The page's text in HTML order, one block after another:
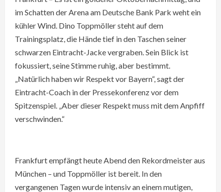
im Schatten der Arena am Deutsche Bank Park weht ein
kühler Wind. Dino Toppmöller steht auf dem
Trainingsplatz, die Hände tief in den Taschen seiner
schwarzen Eintracht-Jacke vergraben. Sein Blick ist
fokussiert, seine Stimme ruhig, aber bestimmt.
„Natürlich haben wir Respekt vor Bayern“, sagt der
Eintracht-Coach in der Pressekonferenz vor dem
Spitzenspiel. „Aber dieser Respekt muss mit dem Anpfiff
verschwinden.“
Frankfurt empfängt heute Abend den Rekordmeister aus
München – und Toppmöller ist bereit. In den
vergangenen Tagen wurde intensiv an einem mutigen,